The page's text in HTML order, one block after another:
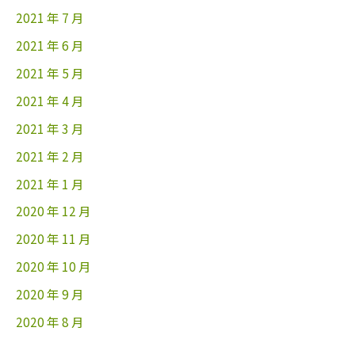
2021 年 7 月
2021 年 6 月
2021 年 5 月
2021 年 4 月
2021 年 3 月
2021 年 2 月
2021 年 1 月
2020 年 12 月
2020 年 11 月
2020 年 10 月
2020 年 9 月
2020 年 8 月